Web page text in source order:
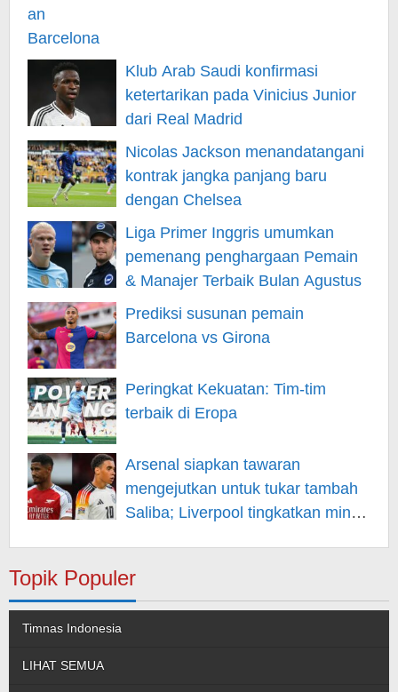
Klub Arab Saudi konfirmasi
ketertarikan pada Vinicius Junior
dari Real Madrid
Nicolas Jackson menandatangani
kontrak jangka panjang baru
dengan Chelsea
Liga Primer Inggris umumkan
pemenang penghargaan Pemain
& Manajer Terbaik Bulan Agustus
Prediksi susunan pemain
Barcelona vs Girona
Peringkat Kekuatan: Tim-tim
terbaik di Eropa
Arsenal siapkan tawaran
mengejutkan untuk tukar tambah
Saliba; Liverpool tingkatkan minat
Topik Populer
Timnas Indonesia
LIHAT SEMUA